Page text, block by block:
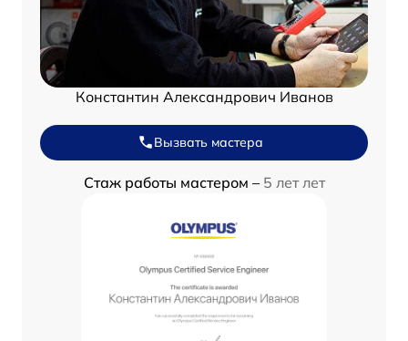
Константин Александрович Иванов
Вызвать мастера
Стаж работы мастером – 5 лет лет